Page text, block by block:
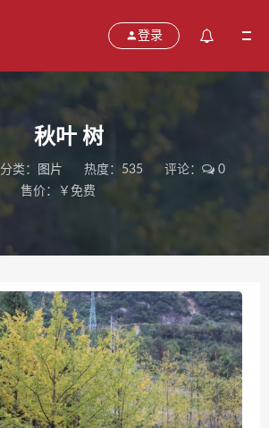
登录
秋叶 树
分类： 图片 热度：535 评论：
0
售价：￥免费